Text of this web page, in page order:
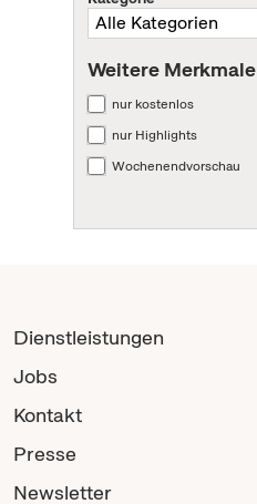
Weitere Merkmale
nur kostenlos
nur Highlights
Wochenendvorschau
Dienstleistungen
Jobs
Kontakt
Presse
Newsletter